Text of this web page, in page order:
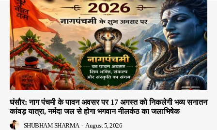
घंसौर: नाग पंचमी के पावन अवसर पर 17 अगस्त को निकलेगी भव्य सनातन
कांवड़ यात्रा, नर्मदा जल से होगा भगवान नीलकंठ का जलाभिषेक
SHUBHAM SHARMA - August 5, 2026